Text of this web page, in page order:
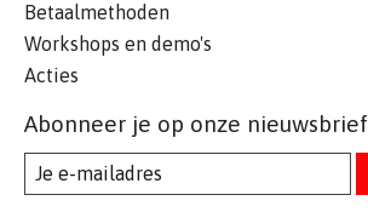
Betaalmethoden
Workshops en demo's
Acties
Abonneer je op onze nieuwsbrief